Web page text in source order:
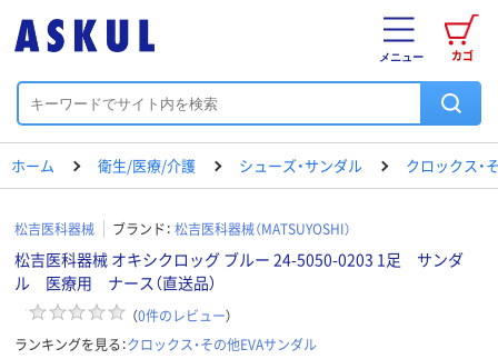
カゴ
メニュー
ホーム 衛生/医療/介護 シューズ・サンダル クロックス・
松吉医科器械 ブランド： 松吉医科器械（MATSUYOSHI）
松吉医科器械 オキシクロッグ ブルー 24-5050-0203 1足 サンダ
ル 医療用 ナース（直送品）
（0件のレビュー）
ランキングを見る：クロックス・その他EVAサンダル